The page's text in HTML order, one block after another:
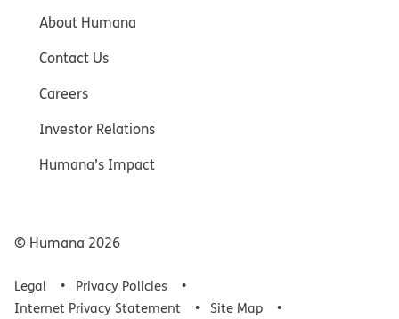
About Humana
Contact Us
Careers
Investor Relations
Humana’s Impact
© Humana 2026
Legal
Privacy Policies
Internet Privacy Statement
Site Map